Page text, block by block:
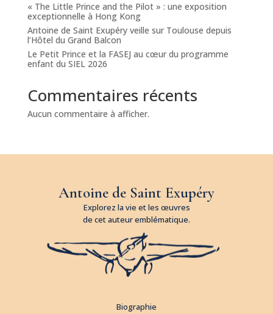
« The Little Prince and the Pilot » : une exposition
exceptionnelle à Hong Kong
Antoine de Saint Exupéry veille sur Toulouse depuis
l’Hôtel du Grand Balcon
Le Petit Prince et la FASEJ au cœur du programme
enfant du SIEL 2026
Commentaires récents
Aucun commentaire à afficher.
Antoine de Saint Exupéry
Explorez la vie et les œuvres
de cet auteur emblématique.
Biographie